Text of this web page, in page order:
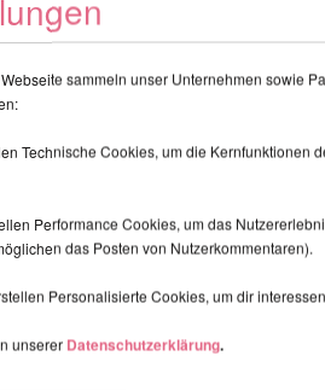
sammeln unser Unternehmen sowie
Technische Cookies, um die Kernfunktionen
Performance Cookies, um das
das Posten von Nutzerkommentaren).
Personalisierte Cookies, um dir
unserer Datenschutzerklärung.